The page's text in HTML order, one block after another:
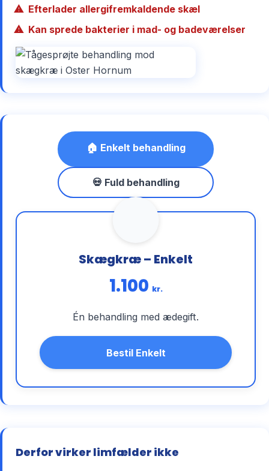
Efterlader allergifremkaldende skæl
Kan sprede bakterier i mad- og badeværelser
🏠 Enkelt behandling
💀 Fuld behandling
Skægkræ – Enkelt
1.100 kr.
Én behandling med ædegift.
Bestil Enkelt
Derfor virker limfælder ikke